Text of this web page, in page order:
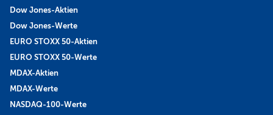
Dow Jones-Aktien
Dow Jones-Werte
EURO STOXX 50-Aktien
EURO STOXX 50-Werte
MDAX-Aktien
MDAX-Werte
NASDAQ-100-Werte